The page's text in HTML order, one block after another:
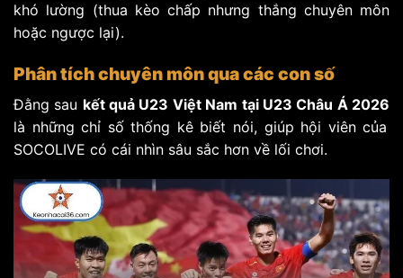
khó lường (thua kèo chấp nhưng thắng chuyên môn
hoặc ngược lại).
Phân tích chuyên môn qua các con số
Đằng sau kết quả U23 Việt Nam tại U23 Châu Á 2026
là những chỉ số thống kê biết nói, giúp hội viên của
SOCOLIVE có cái nhìn sâu sắc hơn về lối chơi.